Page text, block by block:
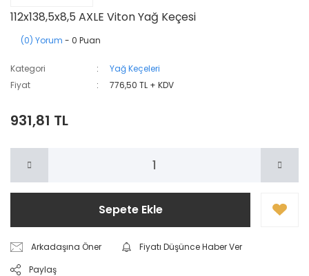
112x138,5x8,5 AXLE Viton Yağ Keçesi
(0) Yorum - 0 Puan
Kategori
Yağ Keçeleri
Fiyat
776,50 TL + KDV
931,81 TL
Sepete Ekle
Arkadaşına Öner
Fiyatı Düşünce Haber Ver
Paylaş